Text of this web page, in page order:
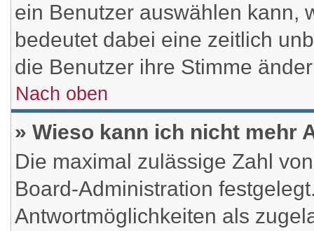
ein Benutzer auswählen kann,
bedeutet dabei eine zeitlich
die Benutzer ihre Stimme
Nach oben
» Wieso kann ich nicht mehr
Die maximal zulässige Zahl
Board-Administration
Antwortmöglichkeiten als